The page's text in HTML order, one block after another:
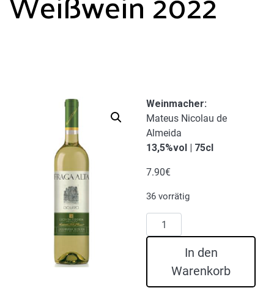
Weinmacher:
Mateus Nicolau de
Almeida
13,5%vol | 75cl
7.90€
36 vorrätig
Fraga
Alta
Weißwein
Menge
In den
Warenkorb